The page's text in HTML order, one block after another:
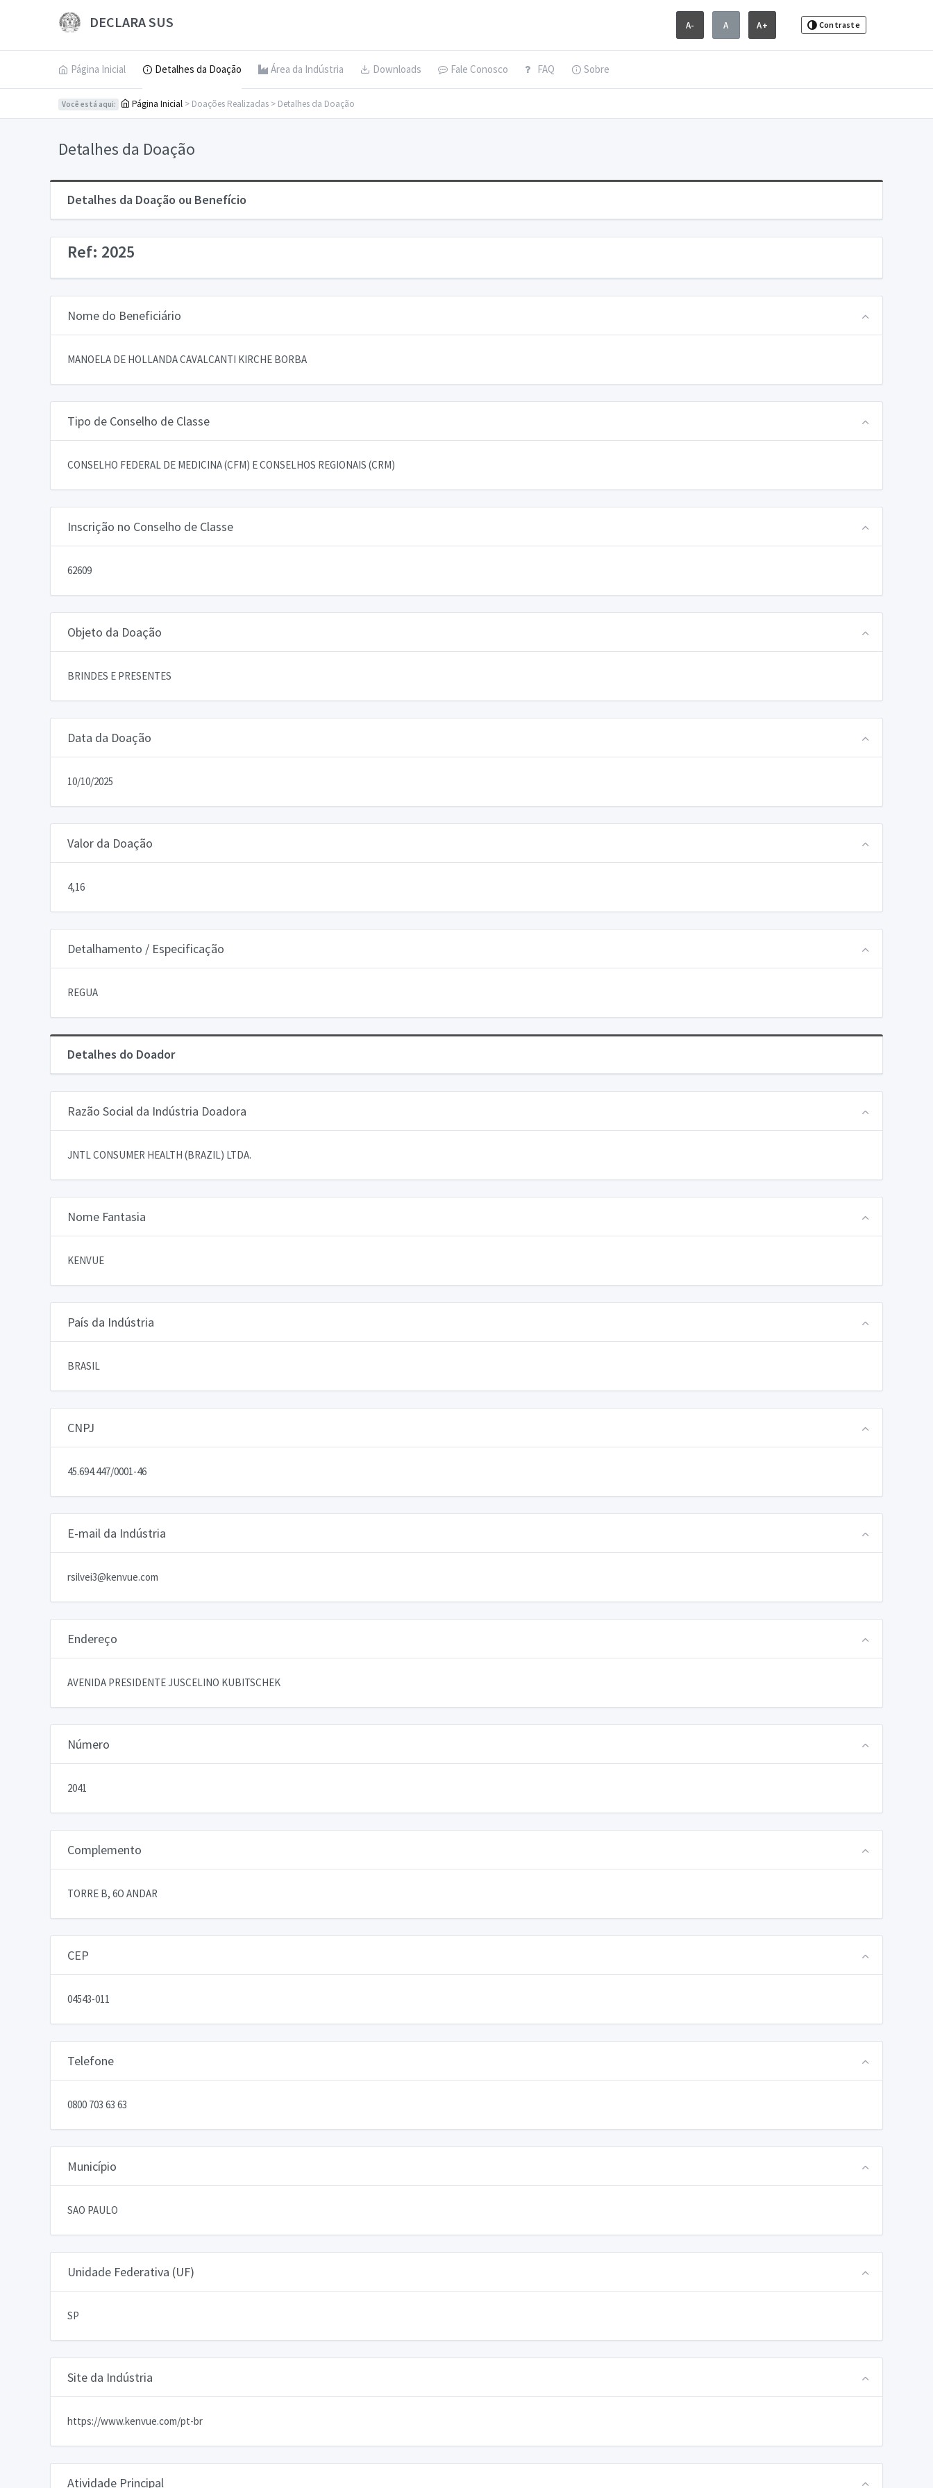
DECLARA SUS A- A A+ Contraste
Página Inicial Detalhes da Doação Área da Indústria Downloads Fale Conosco FAQ Sobre
Você está aqui: Página Inicial > Doações Realizadas > Detalhes da Doação
Detalhes da Doação
Detalhes da Doação ou Benefício
Ref: 2025
Nome do Beneficiário
MANOELA DE HOLLANDA CAVALCANTI KIRCHE BORBA
Tipo de Conselho de Classe
CONSELHO FEDERAL DE MEDICINA (CFM) E CONSELHOS REGIONAIS (CRM)
Inscrição no Conselho de Classe
62609
Objeto da Doação
BRINDES E PRESENTES
Data da Doação
10/10/2025
Valor da Doação
4,16
Detalhamento / Especificação
REGUA
Detalhes do Doador
Razão Social da Indústria Doadora
JNTL CONSUMER HEALTH (BRAZIL) LTDA.
Nome Fantasia
KENVUE
País da Indústria
BRASIL
CNPJ
45.694.447/0001-46
E-mail da Indústria
rsilvei3@kenvue.com
Endereço
AVENIDA PRESIDENTE JUSCELINO KUBITSCHEK
Número
2041
Complemento
TORRE B, 6O ANDAR
CEP
04543-011
Telefone
0800 703 63 63
Município
SAO PAULO
Unidade Federativa (UF)
SP
Site da Indústria
https://www.kenvue.com/pt-br
Atividade Principal